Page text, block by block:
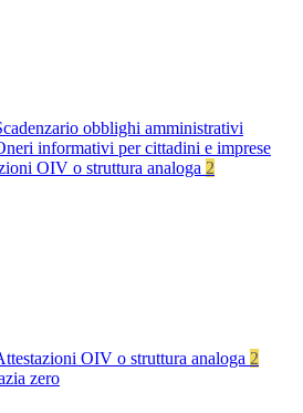
obblighi amministrativi
informativi per cittadini e imprese
OIV o struttura analoga 2
OIV o struttura analoga 2
zero